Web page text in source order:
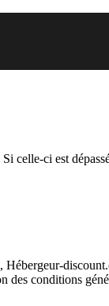
ci est
des conditions